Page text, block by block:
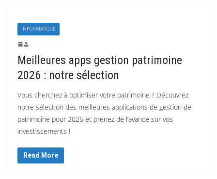
INFORMATIQUE
Meilleures apps gestion patrimoine
2026 : notre sélection
Vous cherchez à optimiser votre patrimoine ? Découvrez
notre sélection des meilleures applications de gestion de
patrimoine pour 2026 et prenez de l’avance sur vos
investissements !
Read More